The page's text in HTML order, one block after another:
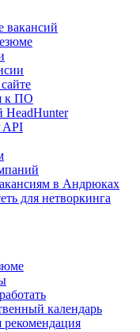
вакансий
к ПО
HeadHunter
API
в Андрюках
для нетворкинга
календарь
рекомендация